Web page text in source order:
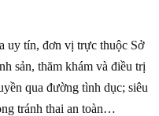
uy tín, đơn vị trực thuộc Sở
sản, thăm khám và điều trị
qua đường tình dục; siêu
tránh thai an toàn…